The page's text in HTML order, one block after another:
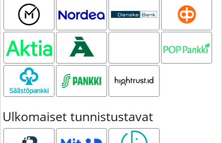
Mobiilivarmenne
Bank
OP
Aktia Ålandsbanken
Säästöpankki S-pankki
Ulkomaiset tunnistustavat
Bank ID MitID Smart ID